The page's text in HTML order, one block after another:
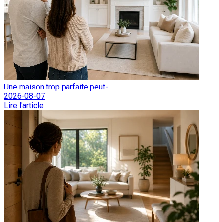
Une maison trop parfaite peut-...
2026-08-07
Lire l'article